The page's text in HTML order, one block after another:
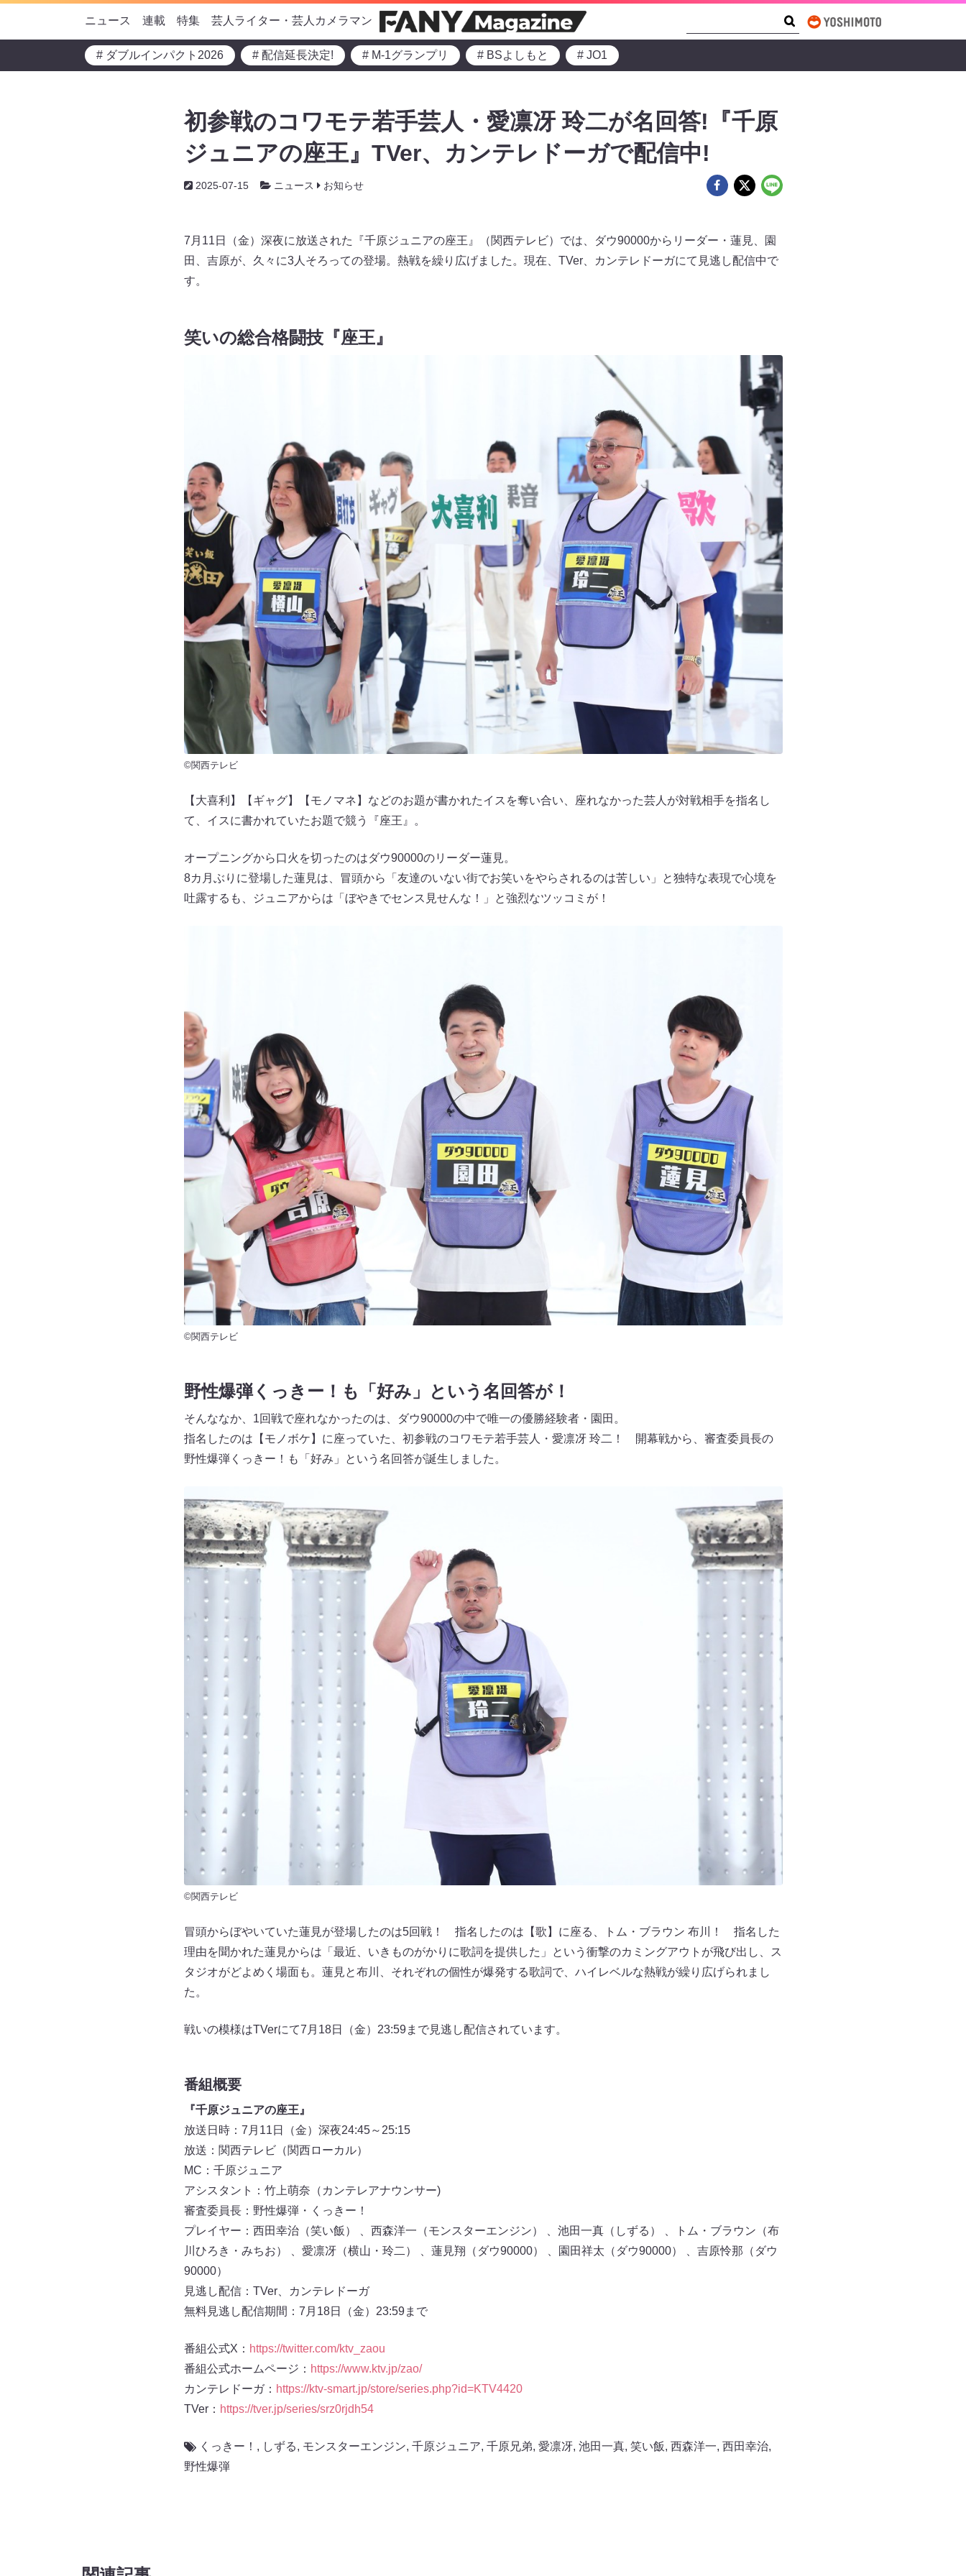
ニュース 連載 特集 芸人ライター・芸人カメラマン
# ダブルインパクト2026 # 配信延長決定! # M-1グランプリ # BSよしもと # JO1
初参戦のコワモテ若手芸人・愛凛冴 玲二が名回答!『千原
ジュニアの座王』TVer、カンテレドーガで配信中!
2025-07-15 ニュース お知らせ
7月11日（金）深夜に放送された『千原ジュニアの座王』（関西テレビ）では、ダウ90000からリーダー・蓮見、園
田、吉原が、久々に3人そろっての登場。熱戦を繰り広げました。現在、TVer、カンテレドーガにて見逃し配信中で
す。
笑いの総合格闘技『座王』
©関西テレビ
【大喜利】【ギャグ】【モノマネ】などのお題が書かれたイスを奪い合い、座れなかった芸人が対戦相手を指名し
て、イスに書かれていたお題で競う『座王』。
オープニングから口火を切ったのはダウ90000のリーダー蓮見。
8カ月ぶりに登場した蓮見は、冒頭から「友達のいない街でお笑いをやらされるのは苦しい」と独特な表現で心境を
吐露するも、ジュニアからは「ぼやきでセンス見せんな！」と強烈なツッコミが！
©関西テレビ
野性爆弾くっきー！も「好み」という名回答が！
そんななか、1回戦で座れなかったのは、ダウ90000の中で唯一の優勝経験者・園田。
指名したのは【モノボケ】に座っていた、初参戦のコワモテ若手芸人・愛凛冴 玲二！ 開幕戦から、審査委員長の
野性爆弾くっきー！も「好み」という名回答が誕生しました。
©関西テレビ
冒頭からぼやいていた蓮見が登場したのは5回戦！ 指名したのは【歌】に座る、トム・ブラウン 布川！ 指名した
理由を聞かれた蓮見からは「最近、いきものがかりに歌詞を提供した」という衝撃のカミングアウトが飛び出し、ス
タジオがどよめく場面も。蓮見と布川、それぞれの個性が爆発する歌詞で、ハイレベルな熱戦が繰り広げられまし
た。
戦いの模様はTVerにて7月18日（金）23:59まで見逃し配信されています。
番組概要
『千原ジュニアの座王』
放送日時：7月11日（金）深夜24:45～25:15
放送：関西テレビ（関西ローカル）
MC：千原ジュニア
アシスタント：竹上萌奈（カンテレアナウンサー)
審査委員長：野性爆弾・くっきー！
プレイヤー：西田幸治（笑い飯） 、西森洋一（モンスターエンジン） 、池田一真（しずる） 、トム・ブラウン（布
川ひろき・みちお） 、愛凛冴（横山・玲二） 、蓮見翔（ダウ90000） 、園田祥太（ダウ90000） 、吉原怜那（ダウ
90000）
見逃し配信：TVer、カンテレドーガ
無料見逃し配信期間：7月18日（金）23:59まで
番組公式X： https://twitter.com/ktv_zaou
番組公式ホームページ： https://www.ktv.jp/zao/
カンテレドーガ： https://ktv-smart.jp/store/series.php?id=KTV4420
TVer： https://tver.jp/series/srz0rjdh54
くっきー！ , しずる, モンスターエンジン, 千原ジュニア, 千原兄弟, 愛凛冴, 池田一真, 笑い飯, 西森洋一, 西田幸治,
野性爆弾